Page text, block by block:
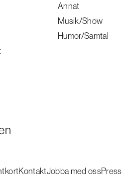
Annat
Musik/Show
Humor/Samtal
KontaktJobba med ossPress